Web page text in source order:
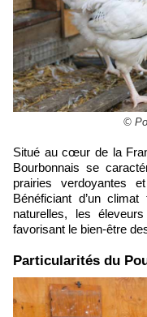
©
Situé au cœur de la France, dans le département de l'Allier, le
Bourbonnais se
prairies verdoyantes
Bénéficiant d’un climat
naturelles, les
favorisant le bien-être
​Particularités du